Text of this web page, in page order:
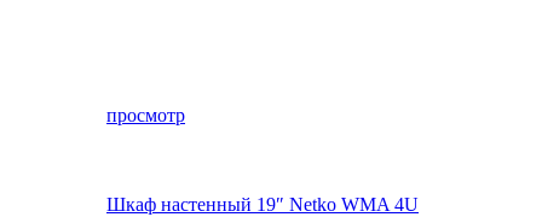
просмотр
Шкаф настенный 19″ Netko WMA 4U